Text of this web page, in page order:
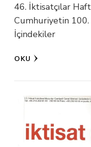
46. İktisatçılar
Cumhuriyetin 100.
İçindekiler
OKU